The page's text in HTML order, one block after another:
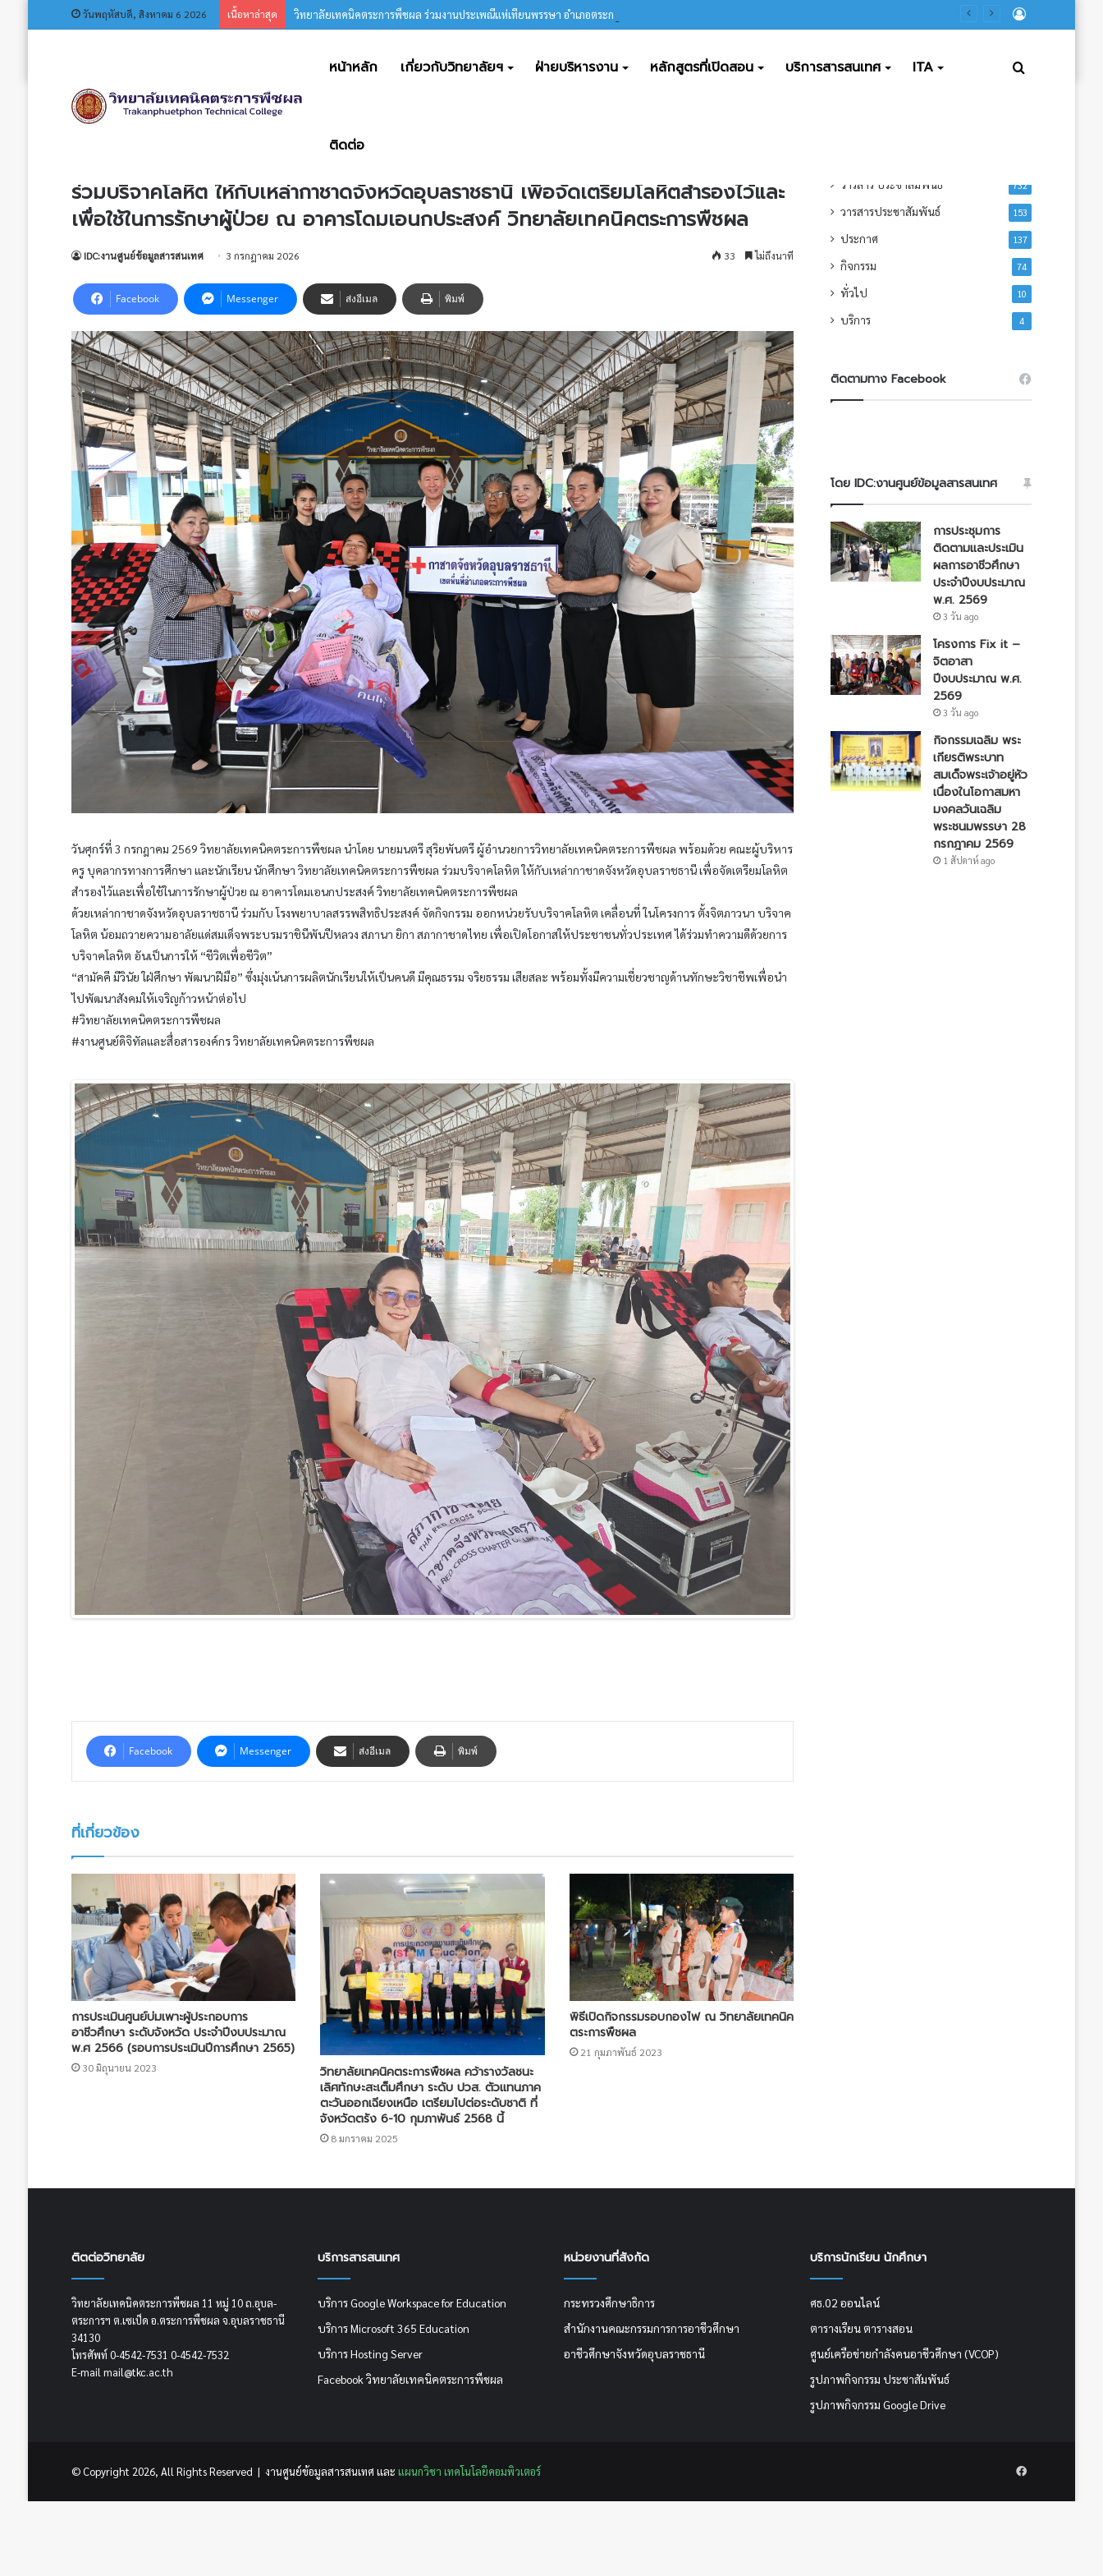
วันพฤหัสบดี, สิงหาคม 6 2026 เนื้อหาล่าสุด วิทยาลัยเทคนิคตระการพืชผล ร่วมงานประเพณีแห่เทียนพรรษา อำเภอตระการพืชผล ประจำปี 2569
ลงชื่อ
หน้าหลัก เกี่ยวกับวิทยาลัยฯ ฝ่ายบริหารงาน หลักสูตรที่เปิดสอน บริการสารสนเทศ ITA
ติดต่อ
หน้าหลัก/ข่าวประชาสัมพันธ์/ ร่วมบริจาคโลหิต ให้กับเหล่ากาชาดจังหวัดอุบลราชธานี เพื่อจัดเตรียมโลหิตสำรองไว้และเพื่อใช้ในการรักษาผู้ป่วย ณ
อาคารโดมเอนกประสงค์ วิทยาลัยเทคนิคตระการพืชผล
ร่วมบริจาคโลหิต ให้กับเหล่ากาชาดจังหวัดอุบลราชธานี เพื่อจัดเตรียมโลหิตสำรองไว้และ
เพื่อใช้ในการรักษาผู้ป่วย ณ อาคารโดมเอนกประสงค์ วิทยาลัยเทคนิคตระการพืชผล
IDC:งานศูนย์ข้อมูลสารสนเทศ 3 กรกฎาคม 2026 33 ไม่ถึงนาที
Facebook Messenger ส่งอีเมล พิมพ์
วันศุกร์ที่ 3 กรกฎาคม 2569 วิทยาลัยเทคนิคตระการพืชผล นำโดย นายมนตรี สุริยพันตรี ผู้อำนวยการวิทยาลัยเทคนิคตระการพืชผล พร้อมด้วย คณะผู้บริหาร
ครู บุคลากรทางการศึกษา และนักเรียน นักศึกษา วิทยาลัยเทคนิคตระการพืชผล ร่วมบริจาคโลหิต ให้กับเหล่ากาชาดจังหวัดอุบลราชธานี เพื่อจัดเตรียมโลหิต
สำรองไว้และเพื่อใช้ในการรักษาผู้ป่วย ณ อาคารโดมเอนกประสงค์ วิทยาลัยเทคนิคตระการพืชผล
ด้วยเหล่ากาชาดจังหวัดอุบลราชธานี ร่วมกับ โรงพยาบาลสรรพสิทธิประสงค์ จัดกิจกรรม ออกหน่วยรับบริจาคโลหิต เคลื่อนที่ ในโครงการ ตั้งจิตภาวนา บริจาค
โลหิต น้อมถวายความอาลัยแด่สมเด็จพระบรมราชินีพันปีหลวง สภานา ยิกา สภากาชาดไทย เพื่อเปิดโอกาสให้ประชาชนทั่วประเทศ ได้ร่วมทำความดีด้วยการ
บริจาคโลหิต อันเป็นการให้ “ชีวิตเพื่อชีวิต”
“สามัคคี มีวินัย ใฝ่ศึกษา พัฒนาฝีมือ” ซึ่งมุ่งเน้นการผลิตนักเรียนให้เป็นคนดี มีคุณธรรม จริยธรรม เสียสละ พร้อมทั้งมีความเชี่ยวชาญด้านทักษะวิชาชีพเพื่อนำ
ไปพัฒนาสังคมให้เจริญก้าวหน้าต่อไป
#วิทยาลัยเทคนิคตระการพืชผล
#งานศูนย์ดิจิทัลและสื่อสารองค์กร วิทยาลัยเทคนิคตระการพืชผล
Facebook Messenger ส่งอีเมล พิมพ์
ที่เกี่ยวข้อง
การประเมินศูนย์บ่มเพาะผู้ประกอบการ
อาชีวศึกษา ระดับจังหวัด ประจำปีงบประมาณ
พ.ศ 2566 (รอบการประเมินปีการศึกษา 2565)
30 มิถุนายน 2023
วิทยาลัยเทคนิคตระการพืชผล คว้ารางวัลชนะ
เลิศทักษะสะเต็มศึกษา ระดับ ปวส. ตัวแทนภาค
ตะวันออกเฉียงเหนือ เตรียมไปต่อระดับชาติ ที่
จังหวัดตรัง 6-10 กุมภาพันธ์ 2568 นี้
8 มกราคม 2025
พิธีเปิดกิจกรรมรอบกองไฟ ณ วิทยาลัยเทคนิค
ตระการพืชผล
21 กุมภาพันธ์ 2023
วารสาร ประชาสัมพันธ์ 732
วารสารประชาสัมพันธ์ 153
ประกาศ 137
กิจกรรม 74
ทั่วไป 10
บริการ 4
ติดตามทาง Facebook
โดย IDC:งานศูนย์ข้อมูลสารสนเทศ
การประชุมการ
ติดตามและประเมิน
ผลการอาชีวศึกษา
ประจำปีงบประมาณ
พ.ศ. 2569
3 วัน ago
โครงการ Fix it –
จิตอาสา
ปีงบประมาณ พ.ศ.
2569
3 วัน ago
กิจกรรมเฉลิม พระ
เกียรติพระบาท
สมเด็จพระเจ้าอยู่หัว
เนื่องในโอกาสมหา
มงคลวันเฉลิม
พระชนมพรรษา 28
กรกฎาคม 2569
1 สัปดาห์ ago
ติตต่อวิทยาลัย
วิทยาลัยเทคนิคตระการพืชผล 11 หมู่ 10 ถ.อุบล-
ตระการฯ ต.เซเป็ด อ.ตระการพืชผล จ.อุบลราชธานี
34130
โทรศัพท์ 0-4542-7531 0-4542-7532
E-mail mail@tkc.ac.th
บริการสารสนเทศ
บริการ Google Workspace for Education
บริการ Microsoft 365 Education
บริการ Hosting Server
Facebook วิทยาลัยเทคนิคตระการพืชผล
หน่วยงานที่สังกัด
กระทรวงศึกษาธิการ
สำนักงานคณะกรรมการการอาชีวศึกษา
อาชีวศึกษาจังหวัดอุบลราชธานี
บริการนักเรียน นักศึกษา
ศธ.02 ออนไลน์
ตารางเรียน ตารางสอน
ศูนย์เครือข่ายกำลังคนอาชีวศึกษา (VCOP)
รูปภาพกิจกรรม ประชาสัมพันธ์
รูปภาพกิจกรรม Google Drive
© Copyright 2026, All Rights Reserved | งานศูนย์ข้อมูลสารสนเทศ เเละ แผนกวิชา เทคโนโลยีคอมพิวเตอร์